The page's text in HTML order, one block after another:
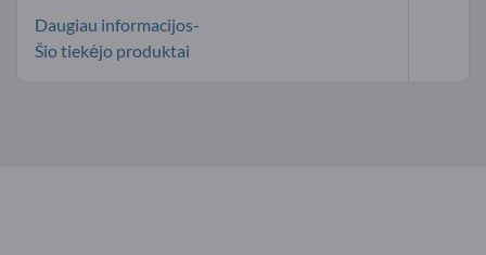
Daugiau informacijos-
Šio tiekėjo produktai